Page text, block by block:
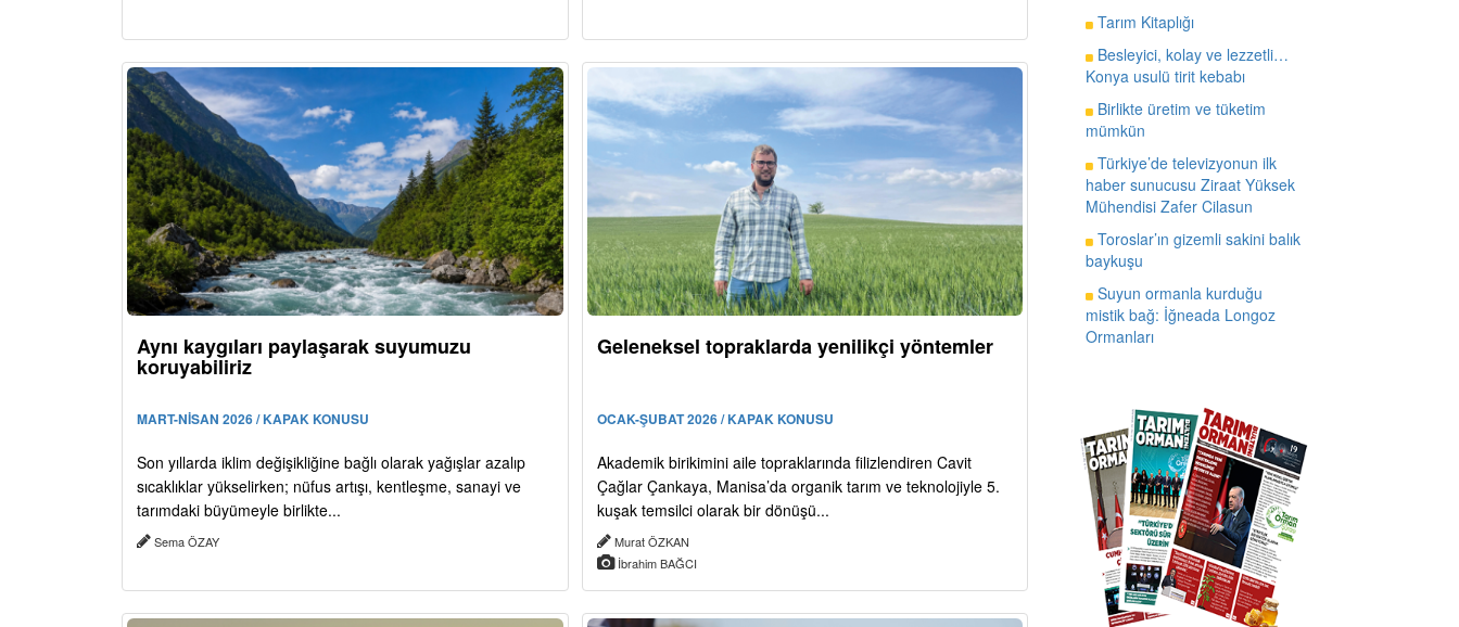
Aynı kaygıları paylaşarak suyumuzu
koruyabiliriz
MART-NİSAN 2026 / KAPAK KONUSU
Son yıllarda iklim değişikliğine bağlı olarak yağışlar azalıp
sıcaklıklar yükselirken; nüfus artışı, kentleşme, sanayi ve
tarımdaki büyümeyle birlikte...
Sema ÖZAY
Geleneksel topraklarda yenilikçi yöntemler
OCAK-ŞUBAT 2026 / KAPAK KONUSU
Akademik birikimini aile topraklarında filizlendiren Cavit
Çağlar Çankaya, Manisa’da organik tarım ve teknolojiyle 5.
kuşak temsilci olarak bir dönüşü...
Murat ÖZKAN
İbrahim BAĞCI
Tarım Kitaplığı
Besleyici, kolay ve lezzetli…
Konya usulü tirit kebabı
Birlikte üretim ve tüketim
mümkün
Türkiye’de televizyonun ilk
haber sunucusu Ziraat Yüksek
Mühendisi Zafer Cilasun
Toroslar’ın gizemli sakini balık
baykuşu
Suyun ormanla kurduğu
mistik bağ: İğneada Longoz
Ormanları